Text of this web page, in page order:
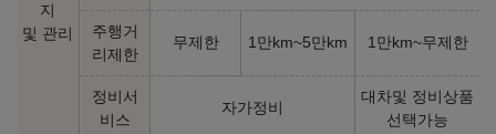
지
및 관리
주행거
리제한
무제한 1만km~5만km 1만km~무제한
정비서
비스
자가정비
대차및 정비상품
선택가능
349,170,000원
2027년형 가솔린 4.0 GTS (개소세 30% 인하)